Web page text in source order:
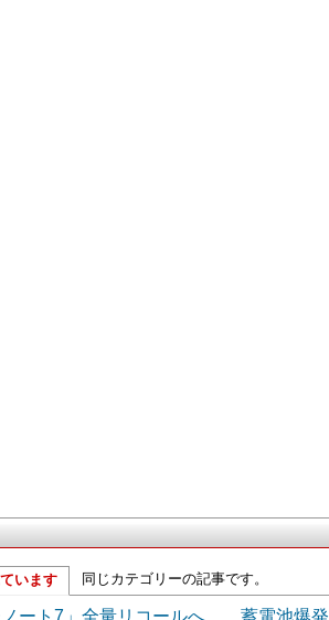
います 同じカテゴリーの記事です。
ノート7」全量リコールへ 蓄電池爆発